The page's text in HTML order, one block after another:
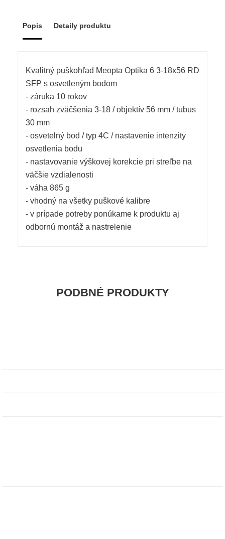
Popis Detaily produktu
Kvalitný puškohľad Meopta Optika 6 3-18x56 RD
SFP s osvetleným bodom
- záruka 10 rokov
- rozsah zväčšenia 3-18 / objektív 56 mm / tubus
30 mm
- osvetelný bod / typ 4C / nastavenie intenzity
osvetlenia bodu
- nastavovanie výškovej korekcie pri streľbe na
väčšie vzdialenosti
- váha 865 g
- vhodný na všetky puškové kalibre
- v prípade potreby ponúkame k produktu aj
odbornú montáž a nastrelenie
PODBNÉ PRODUKTY